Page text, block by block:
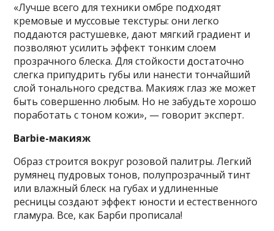
«Лучше всего для техники омбре подходят
кремовые и муссовые текстуры: они легко
поддаются растушевке, дают мягкий градиент и
позволяют усилить эффект тонким слоем
прозрачного блеска. Для стойкости достаточно
слегка припудрить губы или нанести тончайший
слой тонального средства. Макияж глаз же может
быть совершенно любым. Но не забудьте хорошо
поработать с тоном кожи», — говорит эксперт.
Barbie-макияж
Образ строится вокруг розовой палитры. Легкий
румянец пудровых тонов, полупрозрачный тинт
или влажный блеск на губах и удлиненные
ресницы создают эффект юности и естественного
гламура. Все, как Барби прописала!